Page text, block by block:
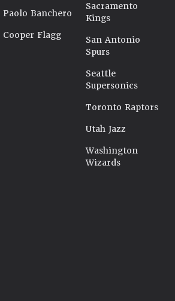
Paolo Banchero
Cooper Flagg
Sacramento
Kings
San Antonio
Spurs
Seattle
Supersonics
Toronto Raptors
Utah Jazz
Washington
Wizards